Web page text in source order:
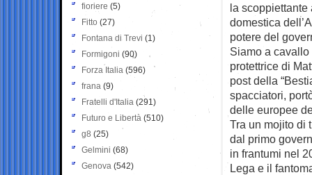
la scoppiettante
domestica
potere del
Siamo a
protettrice di
post della
spacciatori,
delle europee
Tra un mojito di
dal primo
in frantumi nel
Lega e il
fioriere (5)
Fitto (27)
Fontana di Trevi (1)
Formigoni (90)
Forza Italia (596)
frana (9)
Fratelli d'Italia (291)
Futuro e Libertà (510)
g8 (25)
Gelmini (68)
Genova (542)